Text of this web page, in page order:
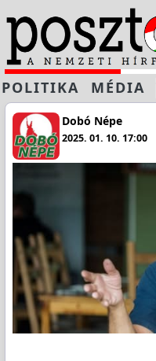
POLITIKA MÉDIA
Dobó Népe
2025. 01. 10. 17:00